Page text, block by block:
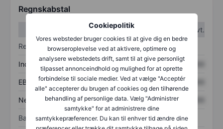
Cookiepolitik
Vores websteder bruger cookies til at give dig en bedre
browseroplevelse ved at aktivere, optimere og
analysere webstedets drift, samt til at give personligt
tilpasset annonceindhold og mulighed for at oprette
forbindelse til sociale medier. Ved at vælge "Acceptér
alle" accepterer du brugen af cookies og den tilhørende
behandling af personlige data. Vælg "Administrer
samtykke" for at administrere dine
samtykkepræferencer. Du kan til enhver tid ændre dine
Regnskabstal
1. kvt.
2. kvt.
Resultatopgørelse
Indtægter XXXXXXX XXXXXXX
EBITDA XXXXXXX XXXXXXX
Nettoresultat XXXXXXX XXXXXXX
Balance